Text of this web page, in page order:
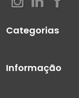
Categorias
Informação